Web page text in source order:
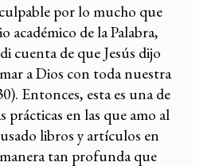
por lo mucho que
académico de la Palabra,
cuenta de que Jesús dijo
a Dios con toda nuestra
Entonces, esta es una de
prácticas en las que amo al
libros y artículos en
tan profunda que